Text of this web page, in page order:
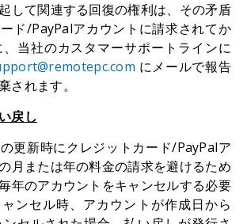
して関連する回復の権利は、その矛盾
ド/PayPalアカウントに請求されてか
当社のカスタマーサポートラインに
にメールで報告
されます。
戻し
更新時にクレジットカード/PayPalア
月または年の料金の請求を避けるため
年のアカウントをキャンセルする必要
ンセル時、アカウントが作成日から